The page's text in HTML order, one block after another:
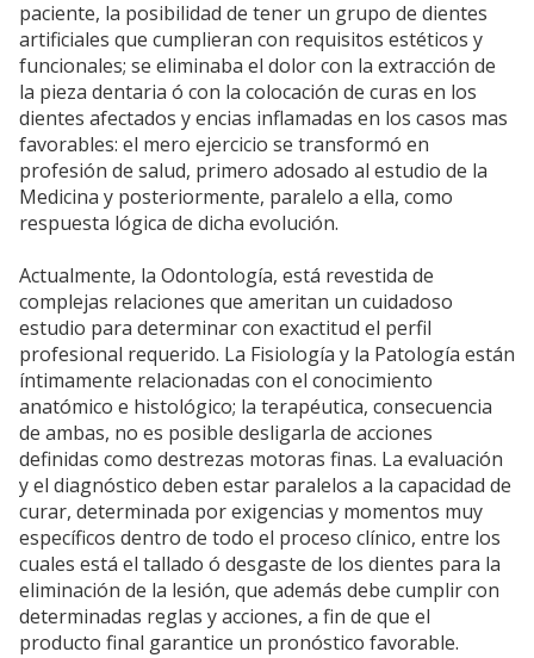
paciente, la posibilidad de tener un grupo de dientes
artificiales que cumplieran con requisitos estéticos y
funcionales; se eliminaba el dolor con la extracción de
la pieza dentaria ó con la colocación de curas en los
dientes afectados y encias inflamadas en los casos mas
favorables: el mero ejercicio se transformó en
profesión de salud, primero adosado al estudio de la
Medicina y posteriormente, paralelo a ella, como
respuesta lógica de dicha evolución.
Actualmente, la Odontología, está revestida de
complejas relaciones que ameritan un cuidadoso
estudio para determinar con exactitud el perfil
profesional requerido. La Fisiología y la Patología están
íntimamente relacionadas con el conocimiento
anatómico e histológico; la terapéutica, consecuencia
de ambas, no es posible desligarla de acciones
definidas como destrezas motoras finas. La evaluación
y el diagnóstico deben estar paralelos a la capacidad de
curar, determinada por exigencias y momentos muy
específicos dentro de todo el proceso clínico, entre los
cuales está el tallado ó desgaste de los dientes para la
eliminación de la lesión, que además debe cumplir con
determinadas reglas y acciones, a fin de que el
producto final garantice un pronóstico favorable.